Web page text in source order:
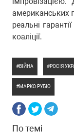
американських
реальні
коаліції.
ВІЙНА РОСІЯ
МАРКО РУБІО
По темі